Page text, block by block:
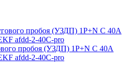
пробоя (УЗДП) 1P+N C 40А
afdd-2-40C-pro